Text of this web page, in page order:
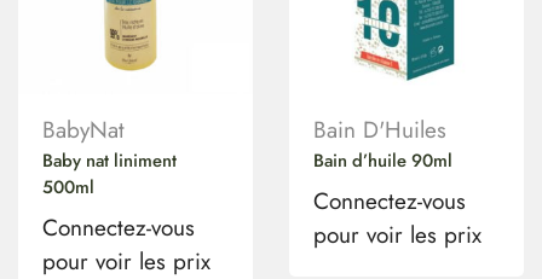
BabyNat
Baby nat liniment
500ml
Connectez-vous
pour voir les prix
Bain D'Huiles
Bain d’huile 90ml
Connectez-vous
pour voir les prix